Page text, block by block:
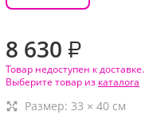
8 630 ₽
Товар недоступен к доставке.
Выберите товар из каталога
Размер: 33 × 40 см